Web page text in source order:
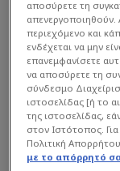
αποσύρετε τη
απενεργοποιηθούν.
περιεχόμενο και
ενδέχεται να μην
επανεμφανίσετε
να αποσύρετε τη
σύνδεσμο
ιστοσελίδας [ή το
της ιστοσελίδας,
στον Ιστότοπος.
Πολιτική
με το απόρρητό